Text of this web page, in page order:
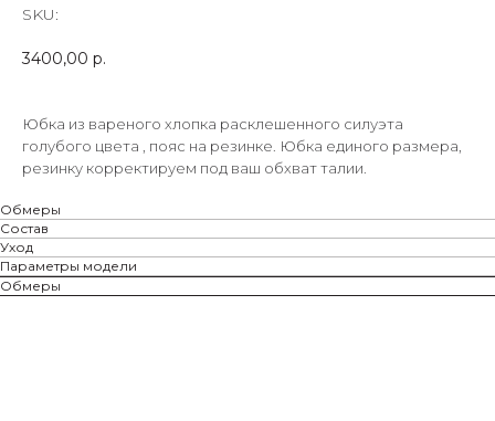
SKU:
3400,00 р.
Юбка из вареного хлопка расклешенного силуэта
голубого цвета , пояс на резинке. Юбка единого размера,
резинку корректируем под ваш обхват талии.
Обмеры
Состав
Уход
Параметры модели
Обмеры